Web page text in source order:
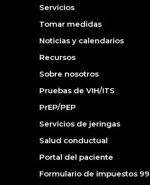
Servicios
Tomar medidas
Noticias y calendarios
Recursos
Sobre nosotros
Pruebas de VIH/ITS
PrEP/PEP
Servicios de jeringas
Salud conductual
Portal del paciente
Formulario de impuestos